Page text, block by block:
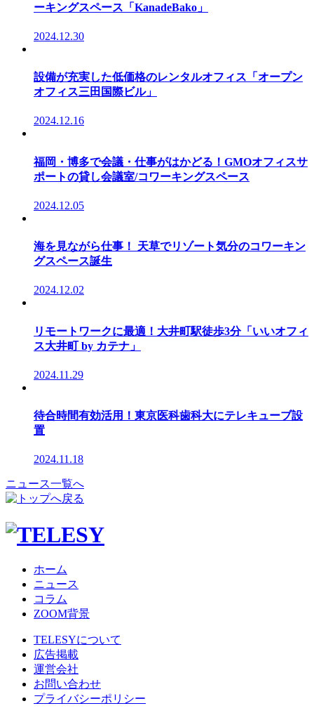
ーキングスペース「KanadeBako」
2024.12.30
設備が充実した低価格のレンタルオフィス「オープン
オフィス三田国際ビル」
2024.12.16
福岡・博多で会議・仕事がはかどる！GMOオフィスサ
ポートの貸し会議室/コワーキングスペース
2024.12.05
海を見ながら仕事！ 天草でリゾート気分のコワーキン
グスペース誕生
2024.12.02
リモートワークに最適！大井町駅徒歩3分「いいオフィ
ス大井町 by カテナ」
2024.11.29
待合時間有効活用！東京医科歯科大にテレキューブ設
置
2024.11.18
ニュース一覧へ
ホーム
ニュース
コラム
ZOOM背景
TELESYについて
広告掲載
運営会社
お問い合わせ
プライバシーポリシー